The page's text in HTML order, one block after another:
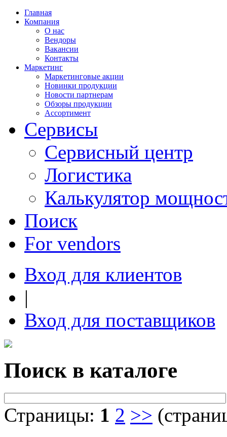
Главная
Компания
О нас
Вендоры
Вакансии
Контакты
Маркетинг
Маркетинговые акции
Новинки продукции
Новости партнерам
Обзоры продукции
Ассортимент
Сервисы
Сервисный центр
Логистика
Калькулятор
Поиск
For vendors
Вход для клиентов
|
Вход для поставщиков
Поиск в каталоге
Страницы: 1 2 >>